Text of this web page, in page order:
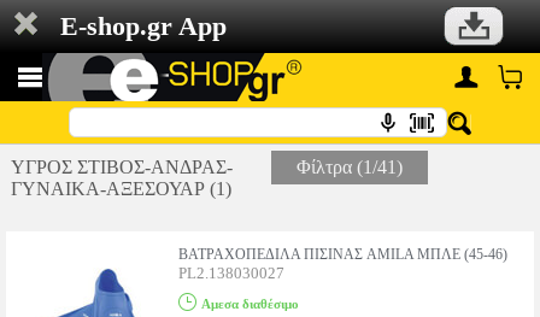
E-shop.gr App
ΥΓΡΟΣ ΣΤΙΒΟΣ-ΑΝΔΡΑΣ-
ΓΥΝΑΙΚΑ-ΑΞΕΣΟΥΑΡ (1)
Φίλτρα (1/41)
ΒΑΤΡΑΧΟΠΕΔΙΛΑ ΠΙΣΙΝΑΣ AMILA ΜΠΛΕ (45-46)
PL2.138030027
Αμεσα διαθέσιμο